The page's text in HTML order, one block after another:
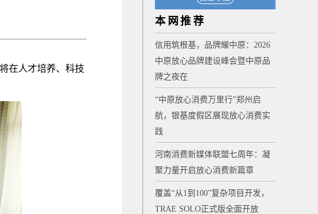
在人才培养、科技
本网推荐
信用筑根基，品牌耀中原：2026
中原放心品牌建设峰会暨中原品
牌之夜在
“中原放心消费万里行”郑州启
航，银基度假区展现放心消费实
践
河南消费新媒体联盟七周年：凝
聚力量开启放心消费新篇章
覆盖“从1到100”复杂项目开发，
TRAE SOLO正式版全面开放